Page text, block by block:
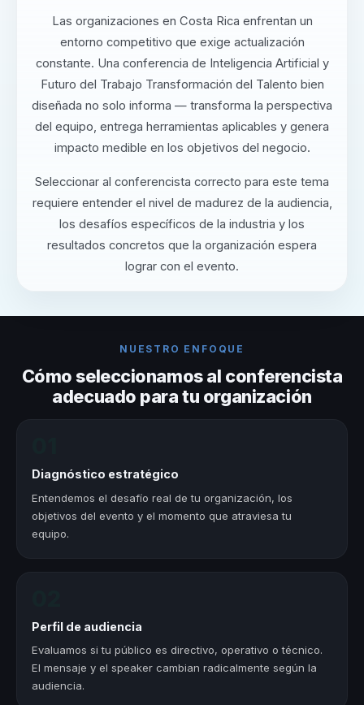
Las organizaciones en Costa Rica enfrentan un
entorno competitivo que exige actualización
constante. Una conferencia de Inteligencia Artificial y
Futuro del Trabajo Transformación del Talento bien
diseñada no solo informa — transforma la perspectiva
del equipo, entrega herramientas aplicables y genera
impacto medible en los objetivos del negocio.
Seleccionar al conferencista correcto para este tema
requiere entender el nivel de madurez de la audiencia,
los desafíos específicos de la industria y los
resultados concretos que la organización espera
lograr con el evento.
NUESTRO ENFOQUE
Cómo seleccionamos al conferencista
adecuado para tu organización
Diagnóstico estratégico
Entendemos el desafío real de tu organización, los
objetivos del evento y el momento que atraviesa tu
equipo.
Perfil de audiencia
Evaluamos si tu público es directivo, operativo o técnico.
El mensaje y el speaker cambian radicalmente según la
audiencia.